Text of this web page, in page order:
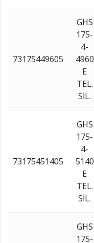
73175449605
GHS
175-
4-
4960
E
TEL.
SİL.
73175451405
GHS
175-
4-
5140
E
TEL.
SİL.
GHS
175-